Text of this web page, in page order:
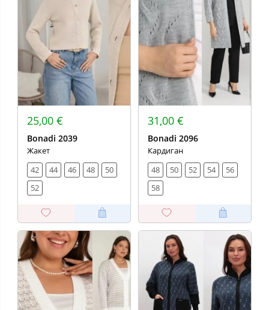
25,00 €
Bonadi 2039
Жакет
42
44 46 48
50
52
31,00 €
Bonadi 2096
Кардиган
48
50 52 54
56
58